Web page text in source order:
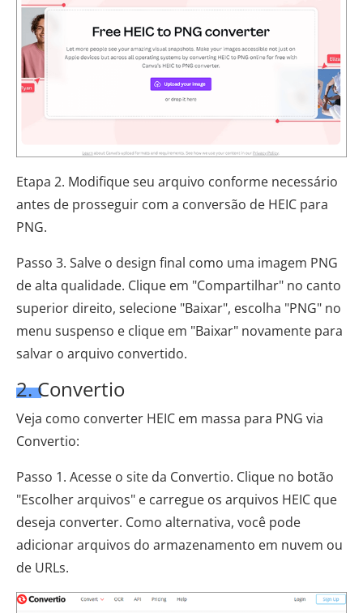
Etapa 2. Modifique seu arquivo conforme necessário
antes de prosseguir com a conversão de HEIC para
PNG.
Passo 3. Salve o design final como uma imagem PNG
de alta qualidade. Clique em "Compartilhar" no canto
superior direito, selecione "Baixar", escolha "PNG" no
menu suspenso e clique em "Baixar" novamente para
salvar o arquivo convertido.
2. Convertio
Veja como converter HEIC em massa para PNG via
Convertio:
Passo 1. Acesse o site da Convertio. Clique no botão
"Escolher arquivos" e carregue os arquivos HEIC que
deseja converter. Como alternativa, você pode
adicionar arquivos do armazenamento em nuvem ou
de URLs.